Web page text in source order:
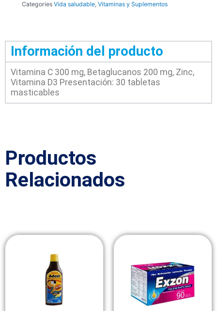
Categories Vida saludable, Vitaminas y Suplementos
Información del producto
Vitamina C 300 mg, Betaglucanos 200 mg, Zinc,
Vitamina D3 Presentación: 30 tabletas
masticables
Productos
Relacionados